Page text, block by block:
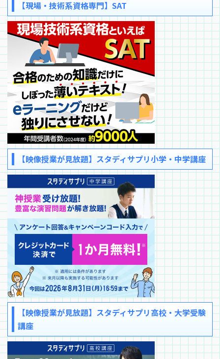
【現場・技術系資格専門】SAT
【映像授業が見放題】スタディサプリ小学・中学講座
【映像授業が見放題】スタディサプリ高校・大学受験
講座